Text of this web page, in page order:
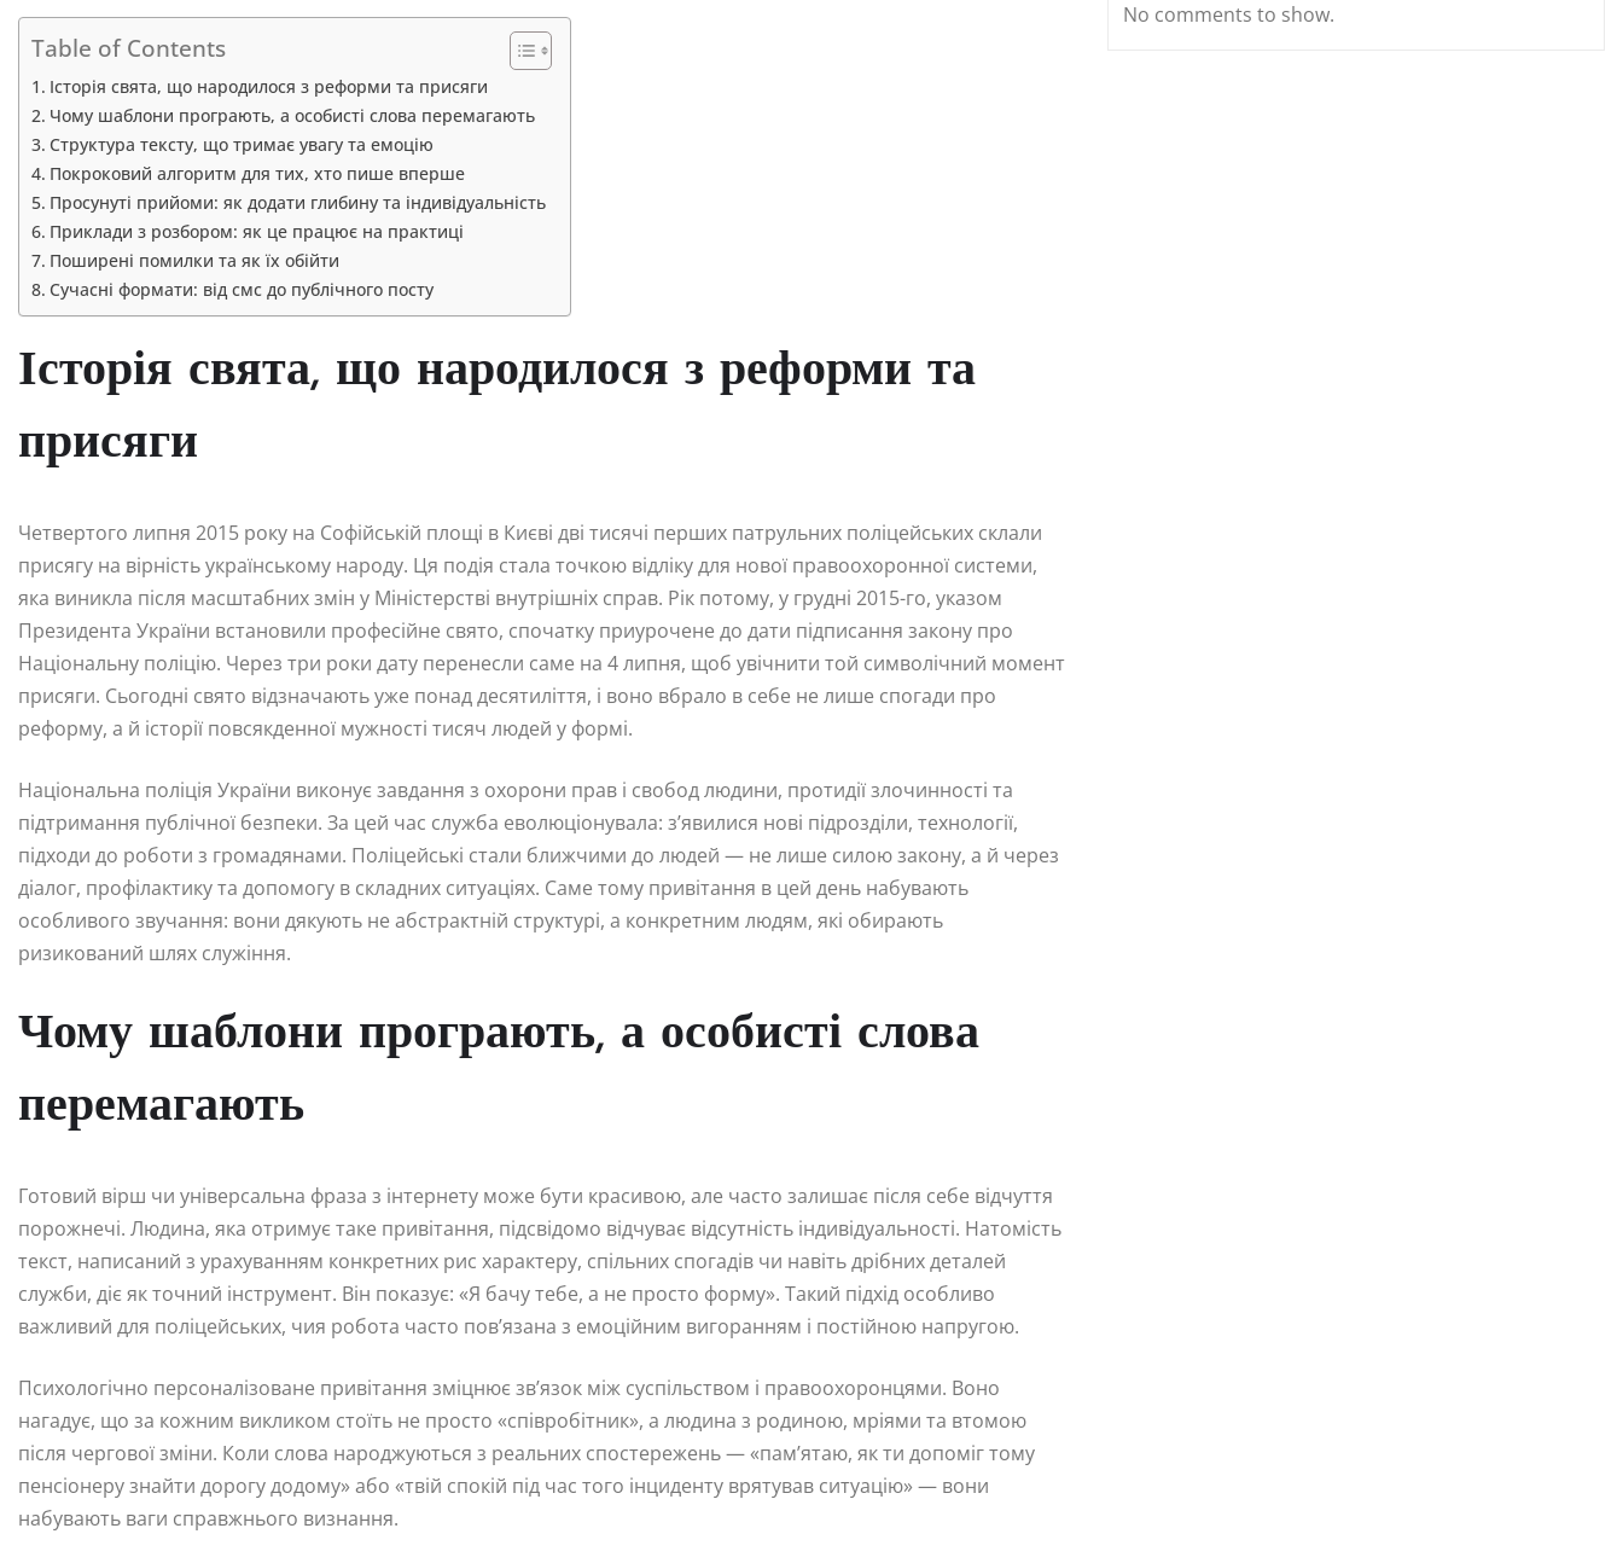
Table of Contents
Історія свята, що народилося з реформи та присяги
Чому шаблони програють, а особисті слова перемагають
Структура тексту, що тримає увагу та емоцію
Покроковий алгоритм для тих, хто пише вперше
Просунуті прийоми: як додати глибину та індивідуальність
Приклади з розбором: як це працює на практиці
Поширені помилки та як їх обійти
Сучасні формати: від смс до публічного посту
Історія свята, що народилося з реформи та
присяги
Четвертого липня 2015 року на Софійській площі в Києві дві тисячі перших патрульних поліцейських склали
присягу на вірність українському народу. Ця подія стала точкою відліку для нової правоохоронної системи,
яка виникла після масштабних змін у Міністерстві внутрішніх справ. Рік потому, у грудні 2015-го, указом
Президента України встановили професійне свято, спочатку приурочене до дати підписання закону про
Національну поліцію. Через три роки дату перенесли саме на 4 липня, щоб увічнити той символічний момент
присяги. Сьогодні свято відзначають уже понад десятиліття, і воно вбрало в себе не лише спогади про
реформу, а й історії повсякденної мужності тисяч людей у формі.
Національна поліція України виконує завдання з охорони прав і свобод людини, протидії злочинності та
підтримання публічної безпеки. За цей час служба еволюціонувала: з’явилися нові підрозділи, технології,
підходи до роботи з громадянами. Поліцейські стали ближчими до людей — не лише силою закону, а й через
діалог, профілактику та допомогу в складних ситуаціях. Саме тому привітання в цей день набувають
особливого звучання: вони дякують не абстрактній структурі, а конкретним людям, які обирають
ризикований шлях служіння.
Чому шаблони програють, а особисті слова
перемагають
Готовий вірш чи універсальна фраза з інтернету може бути красивою, але часто залишає після себе відчуття
порожнечі. Людина, яка отримує таке привітання, підсвідомо відчуває відсутність індивідуальності. Натомість
текст, написаний з урахуванням конкретних рис характеру, спільних спогадів чи навіть дрібних деталей
служби, діє як точний інструмент. Він показує: «Я бачу тебе, а не просто форму». Такий підхід особливо
важливий для поліцейських, чия робота часто пов’язана з емоційним вигоранням і постійною напругою.
Психологічно персоналізоване привітання зміцнює зв’язок між суспільством і правоохоронцями. Воно
нагадує, що за кожним викликом стоїть не просто «співробітник», а людина з родиною, мріями та втомою
після чергової зміни. Коли слова народжуються з реальних спостережень — «пам’ятаю, як ти допоміг тому
пенсіонеру знайти дорогу додому» або «твій спокій під час того інциденту врятував ситуацію» — вони
набувають ваги справжнього визнання.
No comments to show.